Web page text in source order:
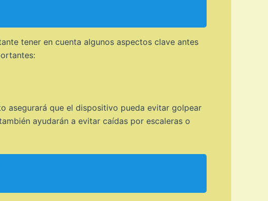
tener en cuenta algunos aspectos clave antes
asegurará que el dispositivo pueda evitar golpear
ayudarán a evitar caídas por escaleras o